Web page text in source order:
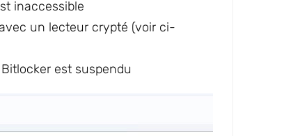
inaccessible
un lecteur crypté (voir ci-
Bitlocker est suspendu